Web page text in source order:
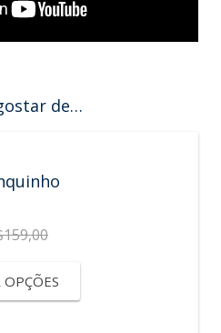
de…
159,00
OPÇÕES